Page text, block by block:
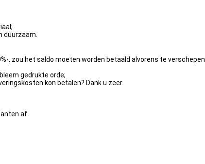
duurzaam.
, zou het saldo moeten worden betaald alvorens te verschepen
gedrukte orde;
kon betalen? Dank u zeer.
af